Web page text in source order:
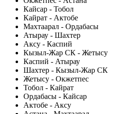
Кайсар - Тобол
Кайрат - Актобе
Махтаарал - Ордабасы
Атырау - Шахтер
Аксу - Каспий
Кызыл-Жар СК - Жетысу
Каспий - Атырау
Шахтер - Кызыл-Жар СК
Жетысу - Окжетпес
Тобол - Кайрат
Ордабасы - Кайсар
Актобе - Аксу